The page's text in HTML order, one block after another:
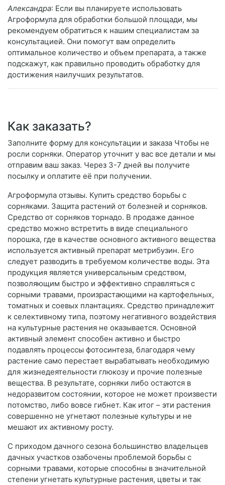
Александра: Если вы планируете использовать
Агроформула для обработки большой площади, мы
рекомендуем обратиться к нашим специалистам за
консультацией. Они помогут вам определить
оптимальное количество и объем препарата, а также
подскажут, как правильно проводить обработку для
достижения наилучших результатов.
Как заказать?
Заполните форму для консультации и заказа Чтобы не
росли сорняки. Оператор уточнит у вас все детали и мы
отправим ваш заказ. Через 3-7 дней вы получите
посылку и оплатите её при получении.
Агроформула отзывы. Купить средство борьбы с
сорняками. Защита растений от болезней и сорняков.
Средство от сорняков торнадо. В продаже данное
средство можно встретить в виде специального
порошка, где в качестве основного активного вещества
используется активный препарат метрибузин. Его
следует разводить в требуемом количестве воды. Эта
продукция является универсальным средством,
позволяющим быстро и эффективно справляться с
сорными травами, произрастающими на картофельных,
томатных и соевых плантациях. Средство принадлежит
к селективному типа, поэтому негативного воздействия
на культурные растения не оказывается. Основной
активный элемент способен активно и быстро
подавлять процессы фотосинтеза, благодаря чему
растение само перестает вырабатывать необходимую
для жизнедеятельности глюкозу и прочие полезные
вещества. В результате, сорняки либо остаются в
недоразвитом состоянии, которое не может произвести
потомство, либо вовсе гибнет. Как итог – эти растения
совершенно не угнетают полезные культуры и не
мешают их активному росту.
С приходом дачного сезона большинство владельцев
дачных участков озабочены проблемой борьбы с
сорными травами, которые способны в значительной
степени угнетать культурные растения, цветы и так